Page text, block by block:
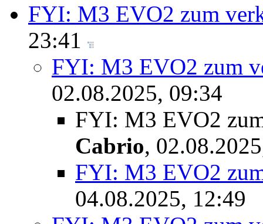
FYI: M3 EVO2 zum
23:41
FYI: M3 EVO2 zum
02.08.2025, 09:34
FYI: M3 EVO2
Cabrio,
FYI: M3 EVO2
04.08.2025, 12:49